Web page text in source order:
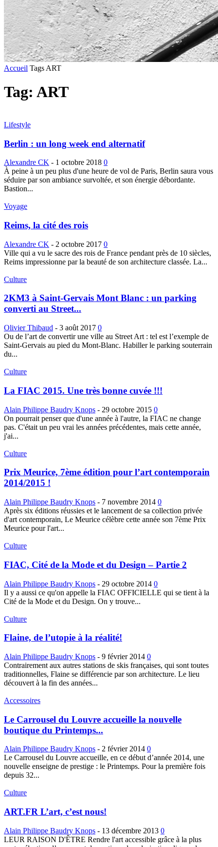
Accueil Tags ART
Tag: ART
Lifestyle
Berlin : un long week end alternatif
Alexandre CK - 1 octobre 2018 0
À peine à un peu plus d'une heure de vol de Paris, Berlin saura vous
séduire par son ambiance survoltée, et son énergie débordante.
Bastion...
Voyage
Reims, la cité des rois
Alexandre CK - 2 octobre 2017 0
Ville qui a vu le sacre des rois de France pendant près de 10 siècles,
Reims impressionne par la beauté de son architecture classée. La...
Culture
2KM3 à Saint-Gervais Mont Blanc : un parking
converti au Street...
Olivier Thibaud - 3 août 2017 0
Ou de l’art de convertir une ville au Street Art : tel est l’exemple de
Saint-Gervais au pied du Mont-Blanc. Habiller le parking souterrain
du...
Culture
La FIAC 2015. Une très bonne cuvée !!!
Alain Philippe Baudry Knops - 29 octobre 2015 0
On pourrait penser que d'une année à l'autre, la FIAC ne change
pas. C'était un peu vrai les années précédentes, mais cette année,
j'ai...
Culture
Prix Meurice, 7ème édition pour l’art contemporain
2014/2015 !
Alain Philippe Baudry Knops - 7 novembre 2014 0
Après six éditions réussies et le lancement de sa collection privée
d'art contemporain, Le Meurice célèbre cette année son 7ème Prix
Meurice pour l'art...
Culture
FIAC, Cité de la Mode et du Design – Partie 2
Alain Philippe Baudry Knops - 29 octobre 2014 0
Il y a aussi ce qu'on appelle la FIAC OFFICIELLE qui se tient à la
Cité de la Mode et du Design. On y trouve...
Culture
Flaine, de l’utopie à la réalité!
Alain Philippe Baudry Knops - 9 février 2014 0
Contrairement aux autres stations de skis françaises, qui sont toutes
traditionnelles, Flaine se différencie par son architecture. Le lieu
découvert à la fin des années...
Accessoires
Le Carrousel du Louvre accueille la nouvelle
boutique du Printemps...
Alain Philippe Baudry Knops - 2 février 2014 0
Le Carrousel du Louvre accueille, en ce début d’année 2014, une
nouvelle enseigne de prestige : le Printemps. Pour la première fois
depuis 32...
Culture
ART.FR L’art, c’est nous!
Alain Philippe Baudry Knops - 13 décembre 2013 0
LEUR RAISON D'ÊTRE Rendre l'art accessible grâce à la plus